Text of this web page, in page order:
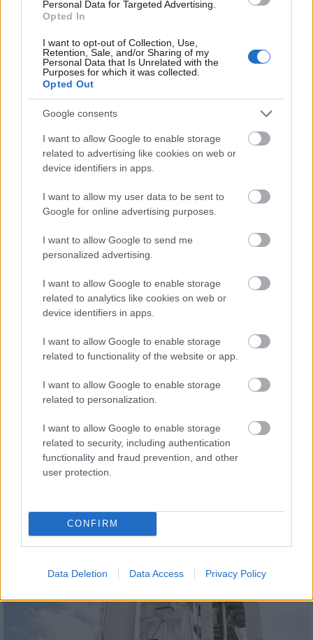
Personal Data for Targeted Advertising.
Opted In
I want to opt-out of Collection, Use,
Retention, Sale, and/or Sharing of my
Personal Data that Is Unrelated with the
Purposes for which it was collected.
Opted Out
Google consents
I want to allow Google to enable storage
related to advertising like cookies on web or
device identifiers in apps.
I want to allow my user data to be sent to
Google for online advertising purposes.
I want to allow Google to send me
personalized advertising.
I want to allow Google to enable storage
related to analytics like cookies on web or
device identifiers in apps.
I want to allow Google to enable storage
related to functionality of the website or app.
I want to allow Google to enable storage
related to personalization.
I want to allow Google to enable storage
related to security, including authentication
functionality and fraud prevention, and other
user protection.
CONFIRM
Data Deletion Data Access Privacy Policy
Egyetlen, fél évszázados vezetéken
AJÁNLJUK MÉG
Helyi hírek
csökken a riasztás
Látlelet a hazai víziközművekről? Egyetlen, fél